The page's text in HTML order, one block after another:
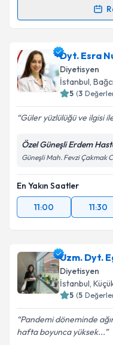
takvim
E-posta Adresiniz
Metni'ni
kapsamda
Dyt. Esra
Diyetisyen
İstanbul,
5 (3
Güler yüzlülüğü ve ilgisi
Özel Güneşli Erdem
Güneşli Mah. Fevzi Çakmak
En Yakın Saatler
11:00
11:30
Uzm. Dyt.
Diyetisyen
İstanbul,
5 (5
Pandemi döneminde
hafta boyunca yüksek...